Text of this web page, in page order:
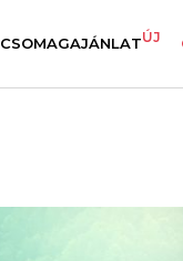
CSOMAGAJÁNLATÚJ